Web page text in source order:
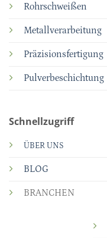
Rohrschweißen
Metallverarbeitung
Präzisionsfertigung
Pulverbeschichtung
Schnellzugriff
ÜBER UNS
BLOG
BRANCHEN